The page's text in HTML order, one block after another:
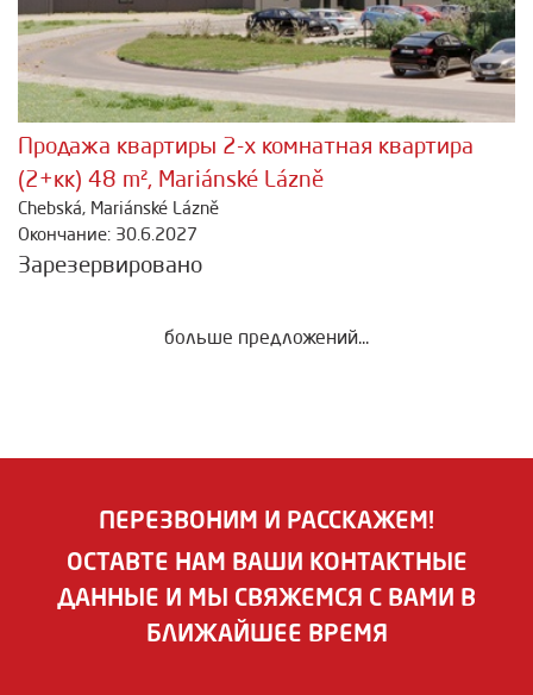
Продажа квартиры 2-х комнатная квартира
(2+кк) 48 m², Mariánské Lázně
Chebská, Mariánské Lázně
Окончание: 30.6.2027
Зарезервировано
больше предложений...
ПЕРЕЗВОНИМ И РАССКАЖЕМ!
ОСТАВТЕ НАМ ВАШИ КОНТАКТНЫЕ
ДАННЫЕ И МЫ СВЯЖЕМСЯ С ВАМИ В
БЛИЖАЙШЕЕ ВРЕМЯ